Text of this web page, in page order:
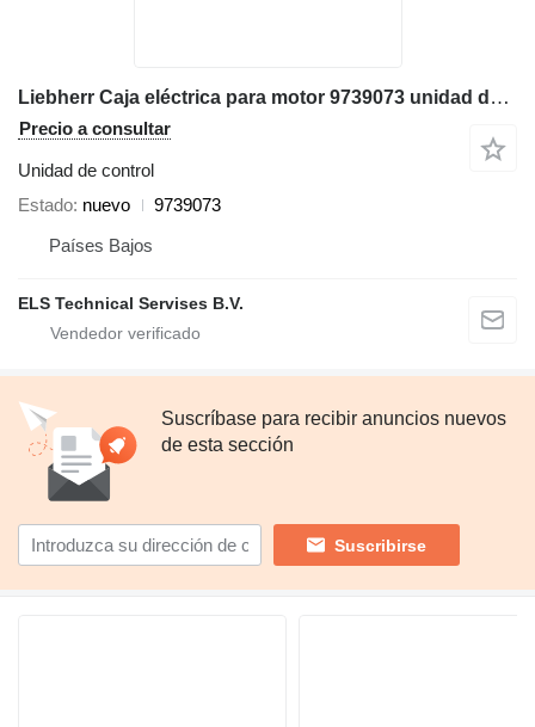
Liebherr Caja eléctrica para motor 9739073 unidad de control para Liebherr LTM1095-5, LTM1220 grúa todo terreno
Precio a consultar
Unidad de control
Estado nuevo
9739073
Países Bajos
ELS Technical Servises B.V.
Suscríbase para recibir anuncios nuevos
de esta sección
Suscribirse